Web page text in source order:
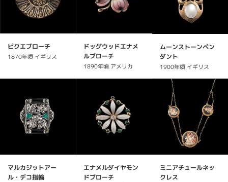
ピクエブローチ
1870年頃 イギリス
ドッグウッドエナメ
ルブローチ
1890年頃 アメリカ
ムーンストーンペン
ダント
1900年頃 イギリス
マルカジットアー
ル・デコ指輪
エナメルダイヤモン
ドブローチ
ミニアチュールネッ
クレス